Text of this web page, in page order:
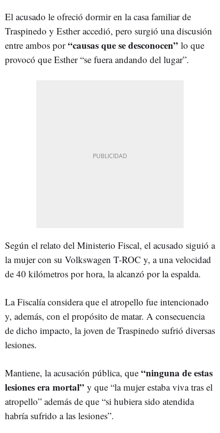
El acusado le ofreció dormir en la casa familiar de
Traspinedo y Esther accedió, pero surgió una discusión
entre ambos por“causas que se desconocen” lo que
provocó que Esther “se fuera andando del lugar”.
Según el relato del Ministerio Fiscal, el acusado siguió a
la mujer con su Volkswagen T-ROC y, a una velocidad
de 40 kilómetros por hora, la alcanzó por la espalda.
La Fiscalía considera que el atropello fue intencionado
y, además, con el propósito de matar. A consecuencia
de dicho impacto, la joven de Traspinedo sufrió diversas
lesiones.
Mantiene, la acusación pública, que “ninguna de estas
lesiones era mortal” y que “la mujer estaba viva tras el
atropello” además de que “si hubiera sido atendida
habría sufrido a las lesiones”.